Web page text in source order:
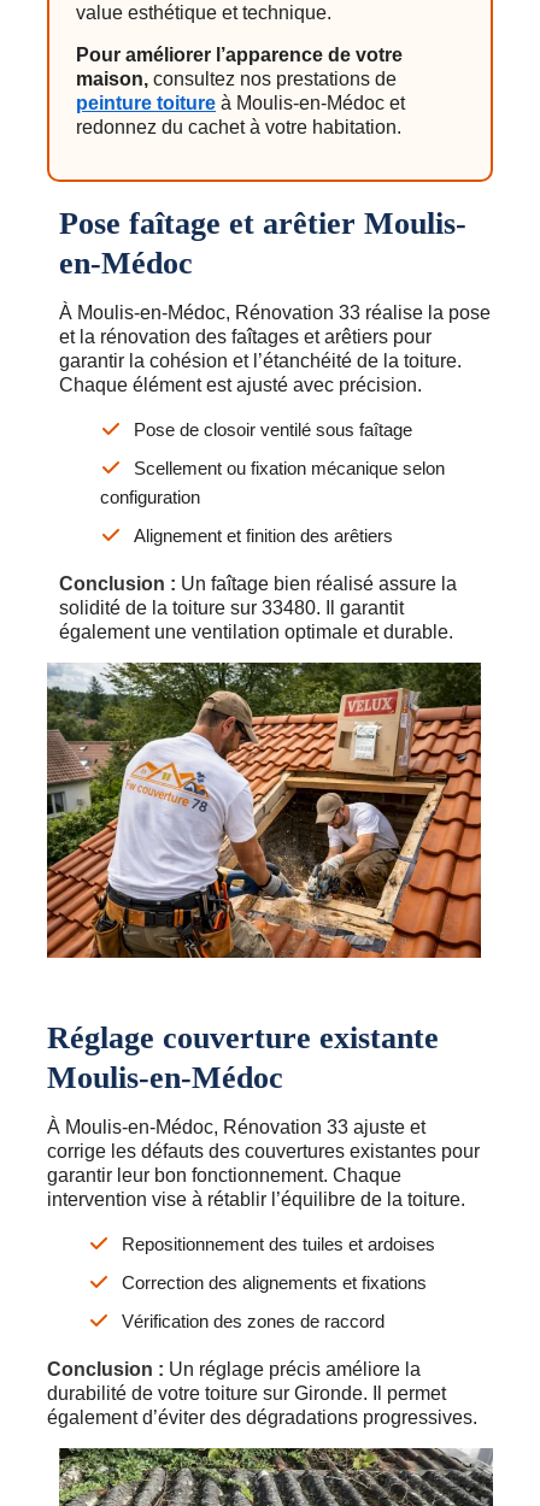
value esthétique et technique.
Pour améliorer l’apparence de votre
maison, consultez nos prestations de
peinture toiture à Moulis-en-Médoc et
redonnez du cachet à votre habitation.
Pose faîtage et arêtier Moulis-
en-Médoc
À Moulis-en-Médoc, Rénovation 33 réalise la pose
et la rénovation des faîtages et arêtiers pour
garantir la cohésion et l’étanchéité de la toiture.
Chaque élément est ajusté avec précision.
Pose de closoir ventilé sous faîtage
Scellement ou fixation mécanique selon
configuration
Alignement et finition des arêtiers
Conclusion : Un faîtage bien réalisé assure la
solidité de la toiture sur 33480. Il garantit
également une ventilation optimale et durable.
Réglage couverture existante
Moulis-en-Médoc
À Moulis-en-Médoc, Rénovation 33 ajuste et
corrige les défauts des couvertures existantes pour
garantir leur bon fonctionnement. Chaque
intervention vise à rétablir l’équilibre de la toiture.
Repositionnement des tuiles et ardoises
Correction des alignements et fixations
Vérification des zones de raccord
Conclusion : Un réglage précis améliore la
durabilité de votre toiture sur Gironde. Il permet
également d’éviter des dégradations progressives.